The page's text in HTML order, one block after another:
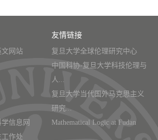
文网站
信息网
作处
友情链接
复旦大学全球伦理研究中心
中国科协-复旦大学科技伦理与
人...
复旦大学当代国外马克思主义
研究...
Mathematical Logic at Fudan